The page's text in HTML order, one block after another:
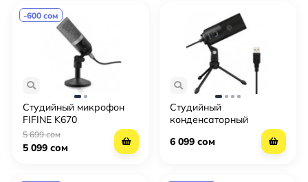
-600 сом
Cтудийный микрофон
FIFINE K670
5 699 сом
5 099 сом
Cтудийный
конденсаторный
микрофон FIFINE K669
6 099 сом